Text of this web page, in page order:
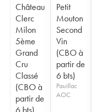
Château
Clerc
Milon
5ème
Grand
Cru
Classé
(CBO à
partir de
6 bts)
Petit
Mouton
Second
Vin
(CBO à
partir de
6 bts)
Pauillac
AOC